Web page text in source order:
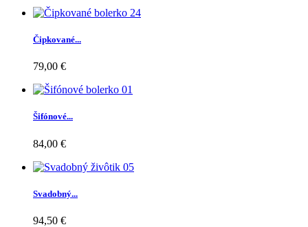
Čipkované...
79,00 €
Šifónové...
84,00 €
Svadobný...
94,50 €